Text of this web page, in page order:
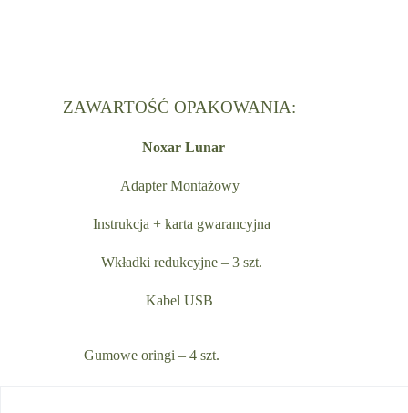
ZAWARTOŚĆ OPAKOWANIA:
Noxar Lunar
Adapter Montażowy
Instrukcja + karta gwarancyjna
Wkładki redukcyjne – 3 szt.
Kabel USB
Gumowe oringi – 4 szt.